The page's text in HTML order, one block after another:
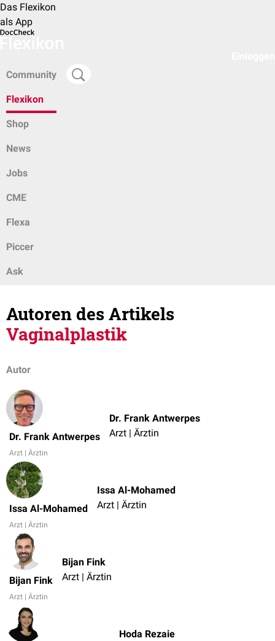
Das Flexikon
als App
Community
Flexikon
Shop
News
Jobs
CME
Flexa
Piccer
Ask
Autoren des Artikels
Vaginalplastik
Autor
Dr. Frank Antwerpes
Arzt | Ärztin
Dr. Frank Antwerpes
Arzt | Ärztin
Issa Al-Mohamed
Arzt | Ärztin
Issa Al-Mohamed
Arzt | Ärztin
Bijan Fink
Arzt | Ärztin
Bijan Fink
Arzt | Ärztin
Hoda Rezaie